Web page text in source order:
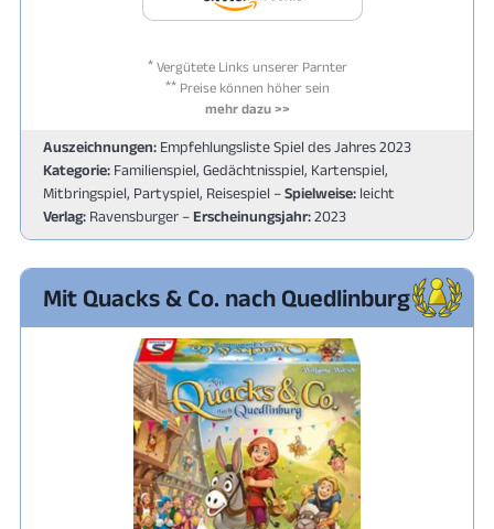
*Vergütete Links unserer Parnter
**Preise können höher sein
mehr dazu >>
Auszeichnungen: Empfehlungsliste Spiel des Jahres 2023
Kategorie: Familienspiel, Gedächtnisspiel, Kartenspiel,
Mitbringspiel, Partyspiel, Reisespiel –Spielweise: leicht
Verlag: Ravensburger – Erscheinungsjahr:2023
Mit Quacks & Co. nach Quedlinburg